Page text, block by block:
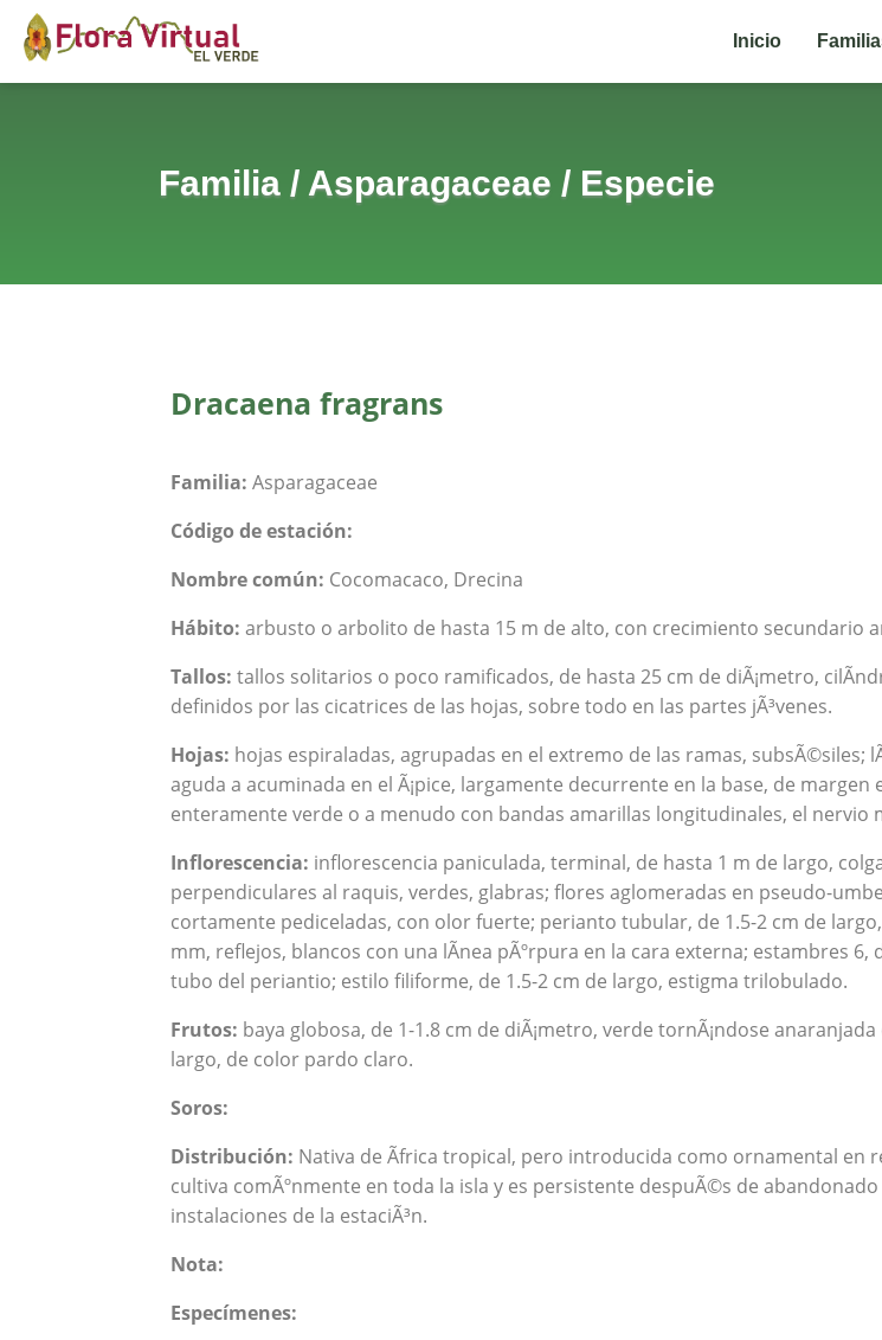
Inicio
Familia / Asparagaceae / Especie
Dracaena fragrans
Familia: Asparagaceae
Código de estación:
Nombre común: Cocomacaco, Drecina
Hábito: arbusto o arbolito de hasta 15 m de alto, con crecimiento secundario
Tallos: tallos solitarios o poco ramificados, de hasta 25 cm de diÃ¡metro,
definidos por las cicatrices de las hojas, sobre todo en las partes jÃ³venes.
Hojas: hojas espiraladas, agrupadas en el extremo de las ramas, subsÃ©siles;
aguda a acuminada en el Ã¡pice, largamente decurrente en la base, de
enteramente verde o a menudo con bandas amarillas longitudinales, el nervio
Inflorescencia: inflorescencia paniculada, terminal, de hasta 1 m de largo,
perpendiculares al raquis, verdes, glabras; flores aglomeradas en pseudo-
cortamente pediceladas, con olor fuerte; perianto tubular, de 1.5-2 cm de
mm, reflejos, blancos con una lÃ­nea pÃºrpura en la cara externa; estambres
tubo del periantio; estilo filiforme, de 1.5-2 cm de largo, estigma trilobulado.
Frutos: baya globosa, de 1-1.8 cm de diÃ¡metro, verde tornÃ¡ndose
largo, de color pardo claro.
Soros:
Distribución: Nativa de Ãfrica tropical, pero introducida como ornamental en
cultiva comÃºnmente en toda la isla y es persistente despuÃ©s de
instalaciones de la estaciÃ³n.
Nota:
Especímenes: